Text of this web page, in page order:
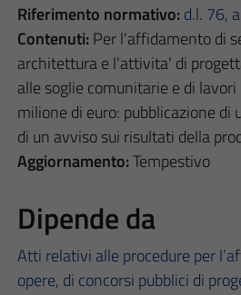
Riferimento normativo: d.l. 76,
Contenuti: Per l'affidamento di
architettura e l'attivita' di
alle soglie comunitarie e di
milione di euro: pubblicazione
di un avviso sui risultati della
Aggiornamento:Tempestivo
Dipende da
Atti relativi alle procedure per
opere, di concorsi pubblici di